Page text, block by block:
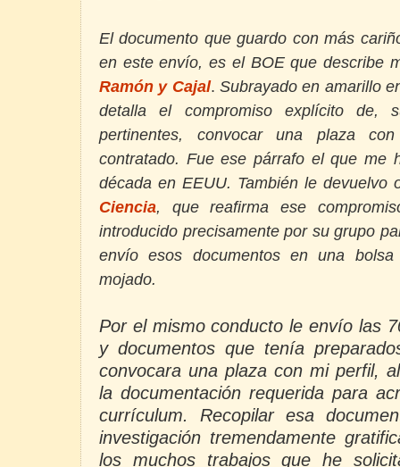
El documento que guardo con más
en este envío, es el BOE que describe
Ramón y Cajal. Subrayado en amarillo
detalla el compromiso explícito de,
pertinentes, convocar una plaza
contratado. Fue ese párrafo el que me
década en EEUU. También le
Ciencia, que reafirma ese
introducido precisamente por su grupo
envío esos documentos en una
mojado.
Por el mismo conducto le envío las
y documentos que tenía
convocara una plaza con mi perfil,
la documentación requerida para
currículum. Recopilar esa
investigación tremendamente
los muchos trabajos que he